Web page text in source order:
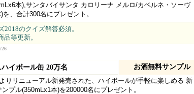
本),サンタバイサンタ カロリーナ メルロ/カベルネ・ソーヴ
、合計300名にプレゼント。
のクイズ解答必須。
等更新。
26
イボール缶 20万名 お酒無料サンプル
りリニューアル新発売された、ハイボールが手軽に楽しめる 新
プル(350mLx1本)を200000名にプレゼント。